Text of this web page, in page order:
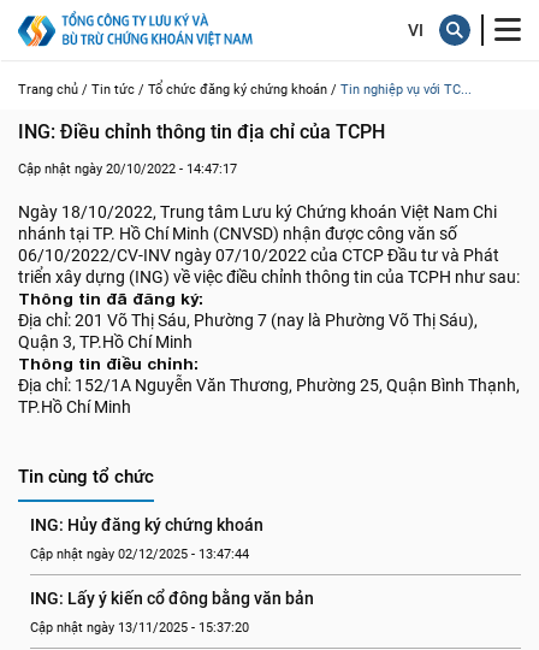
Trang chủ / Tin tức / Tổ chức đăng ký chứng khoán / Tin nghiệp vụ với TC...
ING: Điều chỉnh thông tin địa chỉ của TCPH
Cập nhật ngày 20/10/2022 - 14:47:17
Ngày 18/10/2022, Trung tâm Lưu ký Chứng khoán Việt Nam Chi
nhánh tại TP. Hồ Chí Minh (CNVSD) nhận được công văn số
06/10/2022/CV-INV ngày 07/10/2022 của CTCP Đầu tư và Phát
triển xây dựng (ING) về việc điều chỉnh thông tin của TCPH như sau:
Thông tin đã đăng ký:
Địa chỉ: 201 Võ Thị Sáu, Phường 7 (nay là Phường Võ Thị Sáu),
Quận 3, TP.Hồ Chí Minh
Thông tin điều chỉnh:
Địa chỉ: 152/1A Nguyễn Văn Thương, Phường 25, Quận Bình Thạnh,
TP.Hồ Chí Minh
Tin cùng tổ chức
ING: Hủy đăng ký chứng khoán
Cập nhật ngày 02/12/2025 - 13:47:44
ING: Lấy ý kiến cổ đông bằng văn bản
Cập nhật ngày 13/11/2025 - 15:37:20